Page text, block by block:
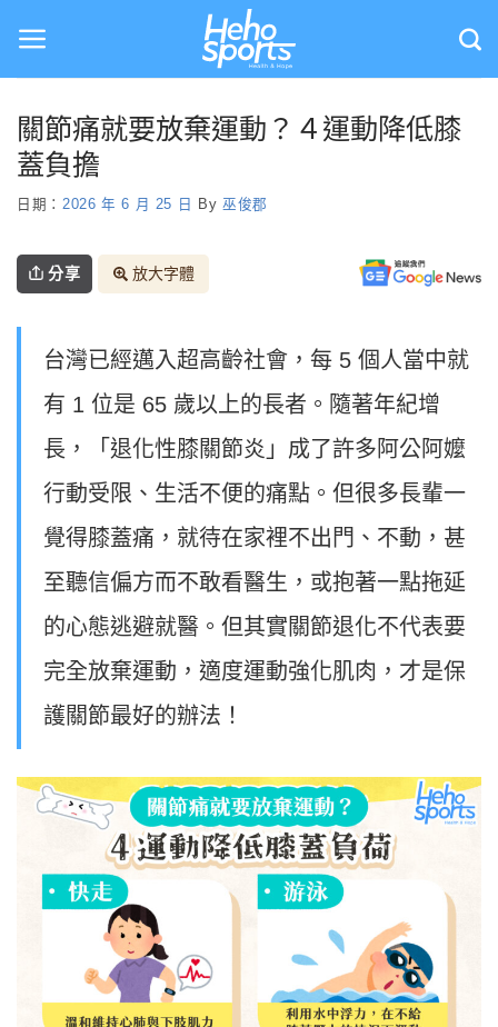
content
關節痛就要放棄運動？４運動降低膝
蓋負擔
日期： 2026 年 6 月 25 日 By 巫俊郡
分享 放大字體
台灣已經邁入超高齡社會，每 5 個人當中就
有 1 位是 65 歲以上的長者。隨著年紀增
長，「退化性膝關節炎」成了許多阿公阿嬤
行動受限、生活不便的痛點。但很多長輩一
覺得膝蓋痛，就待在家裡不出門、不動，甚
至聽信偏方而不敢看醫生，或抱著一點拖延
的心態逃避就醫。但其實關節退化不代表要
完全放棄運動，適度運動強化肌肉，才是保
護關節最好的辦法！